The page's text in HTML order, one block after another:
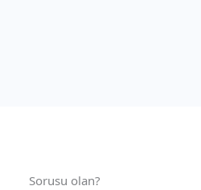
Sorusu olan?